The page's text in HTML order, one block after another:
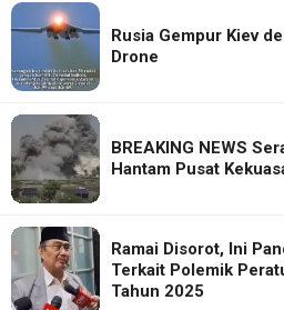
Rusia Gempur Kiev
Drone
BREAKING NEWS
Hantam Pusat
Ramai Disorot, Ini
Terkait Polemik
Tahun 2025